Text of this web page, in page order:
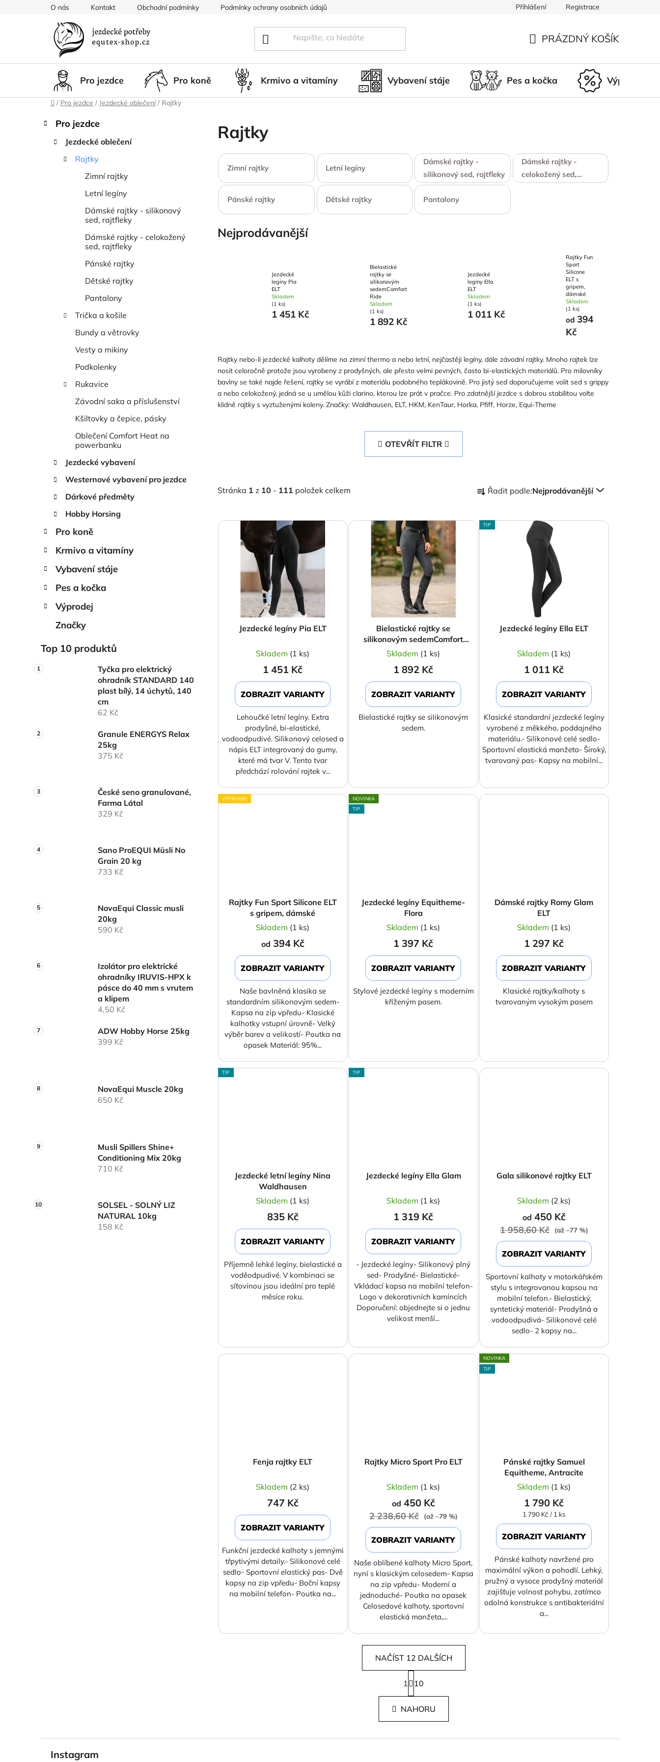
O nás Kontakt Obchodní podmínky Podmínky ochrany osobních údajů Doprava a platba Nepřevzetí zásilky
Přihlášení Registrace
KOŠÍK
PRÁZDNÝ KOŠÍK
Pro jezdce Pro koně Krmivo a vitamíny Vybavení stáje Pes a kočka Výprodej
Domů
/ Pro jezdce / Jezdecké oblečení / Rajtky
PPřeskočit
kategorie
K
a
Pro jezdce
Jezdecké oblečení
Rajtky
Zimní rajtky
Letní legíny
Dámské rajtky - silikonový
sed, rajtfleky
Dámské rajtky - celokožený
sed, rajtfleky
Pánské rajtky
Dětské rajtky
Pantalony
Trička a košile
Bundy a větrovky
Vesty a mikiny
Podkolenky
Rukavice
Závodní saka a příslušenství
Kšiltovky a čepice, pásky
Oblečení Comfort Heat na
powerbanku
Jezdecké vybavení
Westernové vybavení pro jezdce
Dárkové předměty
Hobby Horsing
Pro koně
Krmivo a vitamíny
Vybavení stáje
Pes a kočka
Výprodej
Značky
Top 10 produktů
Tyčka pro elektrický
ohradník STANDARD 140
plast bílý, 14 úchytů, 140
cm
62 Kč
Granule ENERGYS Relax
25kg
375 Kč
České seno granulované,
Farma Látal
329 Kč
Sano ProEQUI Müsli No
Grain 20 kg
733 Kč
NovaEqui Classic musli
20kg
590 Kč
Izolátor pro elektrické
ohradníky IRUVIS-HPX k
pásce do 40 mm s vrutem
a klipem
4,50 Kč
ADW Hobby Horse 25kg
399 Kč
NovaEqui Muscle 20kg
650 Kč
Musli Spillers Shine+
Conditioning Mix 20kg
710 Kč
SOLSEL - SOLNÝ LIZ
NATURAL 10kg
158 Kč
Rajtky
Zimní rajtky Letní legíny
Dámské rajtky -
silikonový sed, rajtfleky
Dámské rajtky -
celokožený sed,
Pánské rajtky
Dětské rajtky Pantalony
Nejprodávanější
Jezdecké
legíny Pia
ELT
Skladem
(1 ks)
1 451 Kč
Bielastické
rajtky se
silikonovým
sedemComfort
Ride
Skladem
(1 ks)
1 892 Kč
Jezdecké
legíny Ella
ELT
Skladem
(1 ks)
1 011 Kč
Rajtky Fun
Sport
Silicone
ELT s
gripem,
dámské
Skladem
(1 ks)
od394
Kč
Rajtky nebo-li jezdecké kalhoty dělíme na zimní thermo a nebo letní, nejčastěji legíny, dále závodní rajtky. Mnoho rajtek lze
nosit celoročně protože jsou vyrobeny z prodyšných, ale přesto velmi pevných, často bi-elastických materiálů. Pro milovníky
bavlny se také najde řešení, rajtky se vyrábí z materiálu podobného teplákovině. Pro jistý sed doporučujeme volit sed s grippy
a nebo celokožený, jedná se u umělou kůži clarino, kterou lze prát v pračce. Pro zdatnější jezdce s dobrou stabilitou volte
klidně rajtky s vyztuženými koleny. Značky: Waldhausen, ELT, HKM, KenTaur, Horka, Pfiff, Horze, Equi-Theme
OTEVŘÍT FILTR
Stránka 1 z 10 - 111 položek celkem
a
e
n
Řadit podle:Nejprodávanější
V
Jezdecké legíny Pia ELT
Skladem (1 ks)
1 451 Kč
ZOBRAZIT VARIANTY
Lehoučké letní legíny. Extra
prodyšné, bi-elastické,
vodoodpudivé. Silikonový celosed a
nápis ELT integrovaný do gumy,
které má tvar V. Tento tvar
předchází rolování rajtek v...
Bielastické rajtky se
silikonovým sedemComfort
Ride
Skladem (1 ks)
1 892 Kč
ZOBRAZIT VARIANTY
Bielastické rajtky se silikonovým
sedem.
TIP
Jezdecké legíny Ella ELT
Skladem (1 ks)
1 011 Kč
ZOBRAZIT VARIANTY
Klasické standardní jezdecké legíny
vyrobené z měkkého, poddajného
materiálu.- Silikonové celé sedlo-
Sportovní elastická manžeta- Široký,
tvarovaný pas- Kapsy na mobilní...
VÝPRODEJ
Rajtky Fun Sport Silicone ELT
s gripem, dámské
Skladem (1 ks)
od 394 Kč
ZOBRAZIT VARIANTY
Naše bavlněná klasika se
standardním silikonovým sedem-
Kapsa na zip vpředu- Klasické
kalhotky vstupní úrovně- Velký
výběr barev a velikostí- Poutka na
opasek Materiál: 95%...
NOVINKA
TIP
Jezdecké legíny Equitheme-
Flora
Skladem (1 ks)
1 397 Kč
ZOBRAZIT VARIANTY
Stylové jezdecké legíny s moderním
kříženým pasem.
Dámské rajtky Romy Glam
ELT
Skladem (1 ks)
1 297 Kč
ZOBRAZIT VARIANTY
Klasické rajtky/kalhoty s
tvarovaným vysokým pasem
TIP
Jezdecké letní legíny Nina
Waldhausen
Skladem (1 ks)
835 Kč
ZOBRAZIT VARIANTY
Příjemně lehké legíny, bielastické a
voděodpudivé. V kombinaci se
síťovinou jsou ideální pro teplé
měsíce roku.
TIP
Jezdecké legíny Ella Glam
Skladem (1 ks)
1 319 Kč
ZOBRAZIT VARIANTY
- Jezdecké legíny- Silikonový plný
sed- Prodyšné- Bielastické-
Vkládací kapsa na mobilní telefon-
Logo v dekorativních kamíncích
Doporučení: objednejte si o jednu
velikost menší...
Gala silikonové rajtky ELT
Skladem (2 ks)
od 450 Kč
1 958,60 Kč (až –77 %)
ZOBRAZIT VARIANTY
Sportovní kalhoty v motorkářském
stylu s integrovanou kapsou na
mobilní telefon.- Bielastický,
syntetický materiál- Prodyšná a
vodoodpudivá- Silikonové celé
sedlo- 2 kapsy na...
Fenja rajtky ELT
Skladem (2 ks)
747 Kč
ZOBRAZIT VARIANTY
Funkční jezdecké kalhoty s jemnými
třpytivými detaily.- Silikonové celé
sedlo- Sportovní elastický pas- Dvě
kapsy na zip vpředu- Boční kapsy
na mobilní telefon- Poutka na...
Rajtky Micro Sport Pro ELT
Skladem (1 ks)
od 450 Kč
2 238,60 Kč (až –79 %)
ZOBRAZIT VARIANTY
Naše oblíbené kalhoty Micro Sport,
nyní s klasickým celosedem- Kapsa
na zip vpředu- Moderní a
jednoduché- Poutka na opasek
Celosedové kalhoty, sportovní
elastická manžeta,...
NOVINKA
TIP
Pánské rajtky Samuel
Equitheme, Antracite
Skladem (1 ks)
1 790 Kč
Měrná
cena:
1 790 Kč / 1 ks
ZOBRAZIT VARIANTY
Pánské kalhoty navržené pro
maximální výkon a pohodlí. Lehký,
pružný a vysoce prodyšný materiál
zajišťuje volnost pohybu, zatímco
odolná konstrukce s antibakteriální
a...
O
v
l
á
NAČÍST 12 DALŠÍCH
S
t
r
n
k
1 10
NAHORU
Instagram